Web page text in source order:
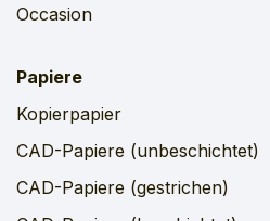
Occasion
Papiere
Kopierpapier
CAD-Papiere (unbeschichtet)
CAD-Papiere (gestrichen)